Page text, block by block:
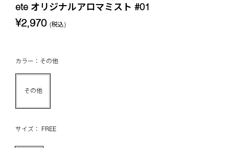
ete オリジナルアロマミスト #01
¥2,970 (税込)
カラー：その他
その他
サイズ： FREE